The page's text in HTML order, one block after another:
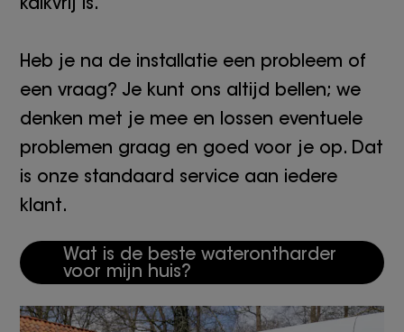
Heb je na de installatie een probleem of
een vraag? Je kunt ons altijd bellen; we
denken met je mee en lossen eventuele
problemen graag en goed voor je op. Dat
is onze standaard service aan iedere
klant.
Wat is de beste waterontharder
voor mijn huis?